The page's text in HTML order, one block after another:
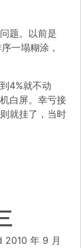
题。以前是
一塌糊涂，
4%就不动
白屏。幸亏接
就挂了，当时
2010 年 9 月